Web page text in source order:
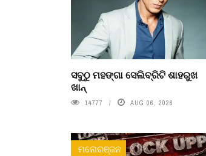
ସବୁଠୁ ମହଙ୍ଗା ସେଲିବ୍ରିଟି ଶାହରୁଖ
ଖାନ୍
14777 AUG 06, 2026
ମନୋରଞ୍ଜନ